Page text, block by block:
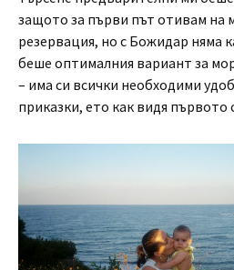
защото за първи път отивам на
резервация, но с Божидар няма
беше оптималния вариант за
– има си всички необходими
приказки, ето как видя първото